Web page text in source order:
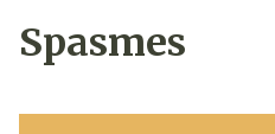
Spasmes